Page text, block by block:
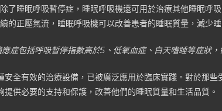
除了睡眠呼吸暫停症，睡眠呼吸機還可用於治療其他睡眠呼
的正壓氣流，睡眠呼吸機可以改善患者的睡眠質量，減少
症包括呼吸暫停指數高於5、低氧血症、白天嗜睡等症狀
安全有效的治療設備，已被廣泛應用於臨床實踐。對於那
提供必要的支持和保護，改善他們的睡眠質量和生活品質。